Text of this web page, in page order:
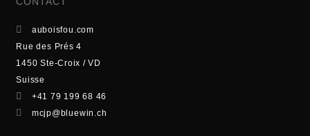
auboisfou.com
Rue des Prés 4
1450 Ste-Croix / VD
Suisse
+41 79 199 68 46
mcjp@bluewin.ch